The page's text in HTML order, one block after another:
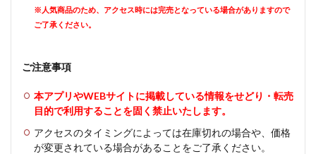
※人気商品のため、アクセス時には完売となっている場合がありますので
ご了承ください。
ご注意事項
本アプリやWEBサイトに掲載している情報をせどり・転売
目的で利用することを固く禁止いたします。
アクセスのタイミングによっては在庫切れの場合や、価格
が変更されている場合があることをご了承ください。